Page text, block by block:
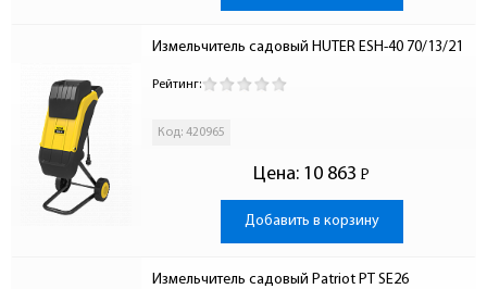
Измельчитель садовый HUTER ESH-40 70/13/21
Рейтинг:
Код: 420965
Цена: 10 863 Р
-
Добавить в корзину
Измельчитель садовый Patriot PT SE26